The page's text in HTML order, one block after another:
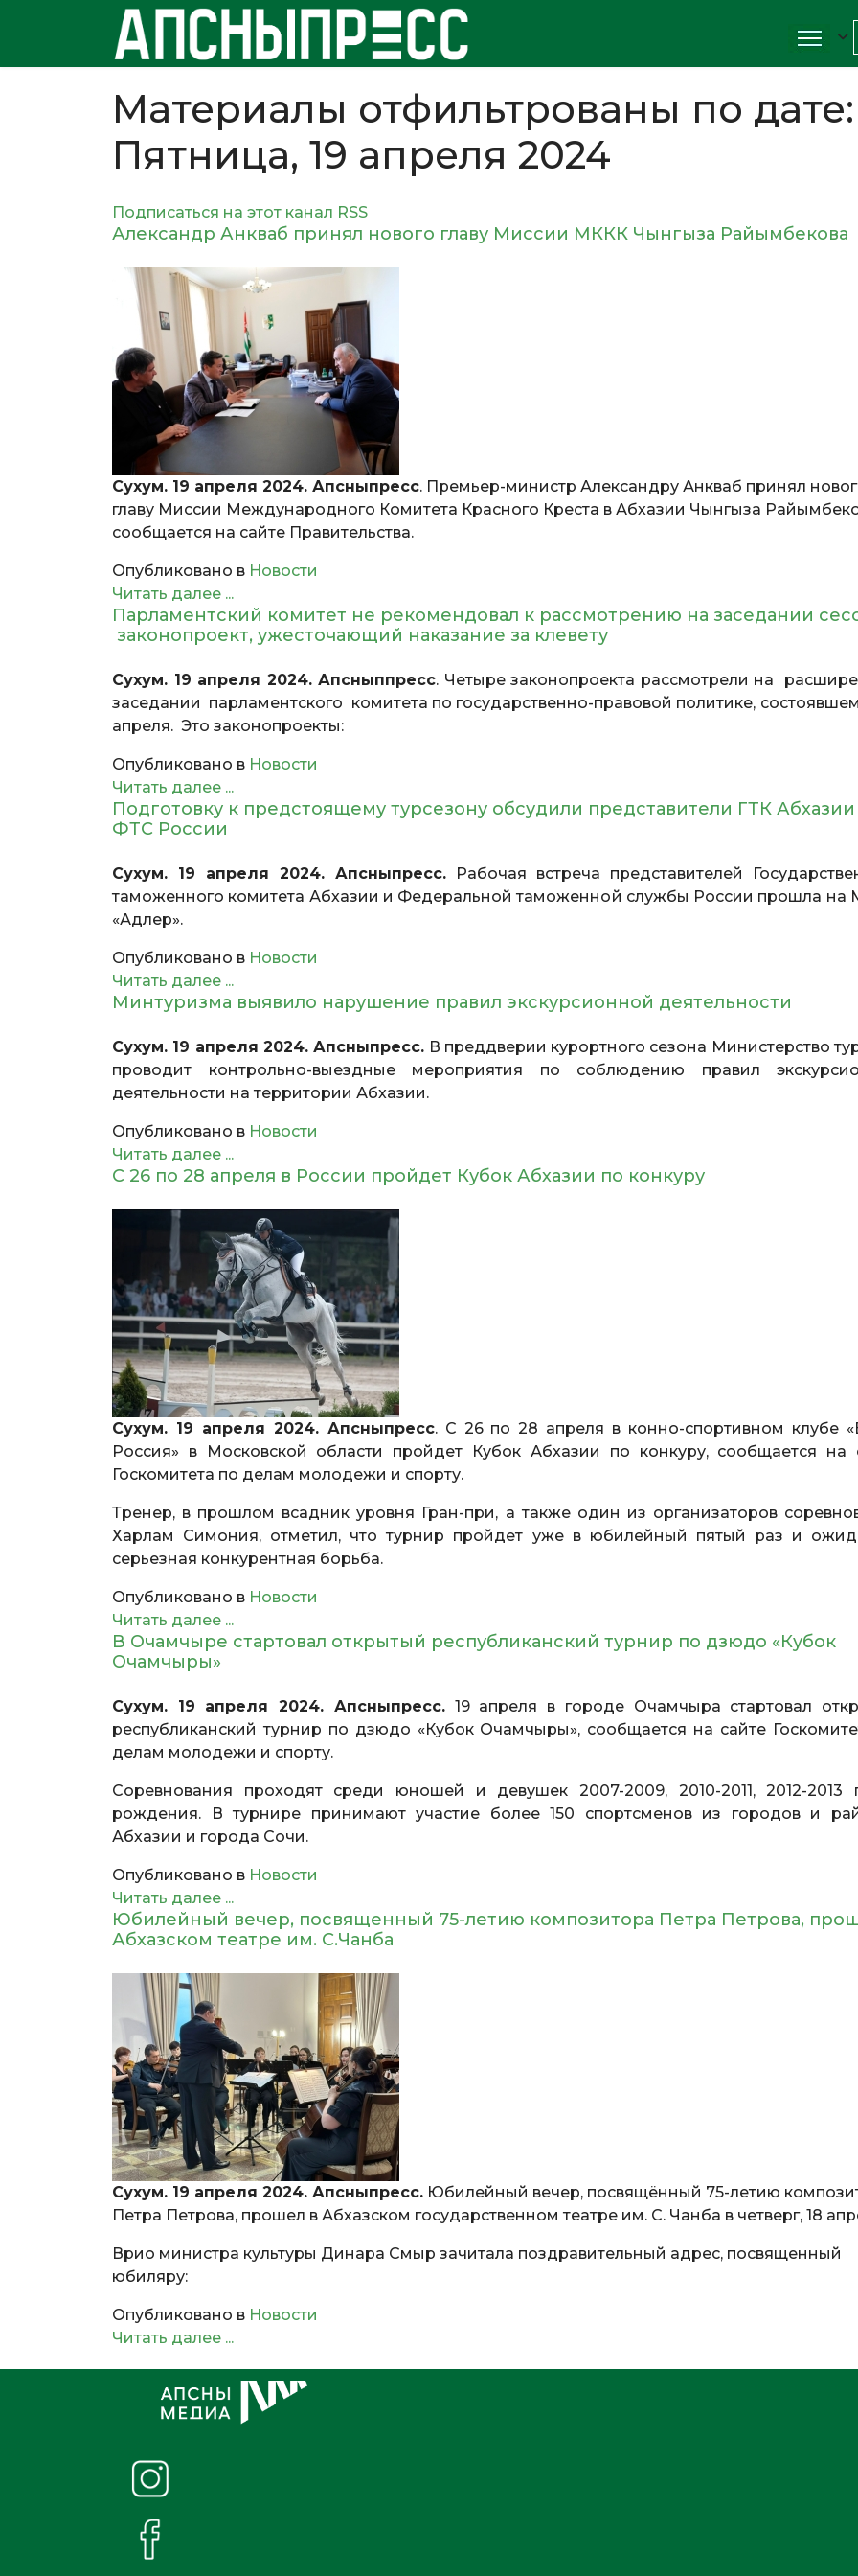
Материалы отфильтрованы по дате:
Пятница, 19 апреля 2024
Подписаться на этот канал RSS
Александр Анкваб принял нового главу Миссии МККК Чынгыза Райымбекова
Сухум. 19 апреля 2024. Апсныпресс. Премьер-министр Александру Анкваб принял
главу Миссии Международного Комитета Красного Креста в Абхазии Чынгыза
сообщается на сайте Правительства.
Опубликовано в Новости
Читать далее ...
Парламентский комитет не рекомендовал к рассмотрению на заседании
законопроект, ужесточающий наказание за клевету
Сухум. 19 апреля 2024. Апсныппресс. Четыре законопроекта рассмотрели на
заседании парламентского комитета по государственно-правовой политике,
апреля. Это законопроекты:
Опубликовано в Новости
Читать далее ...
Подготовку к предстоящему турсезону обсудили представители ГТК Абхазии
ФТС России
Сухум. 19 апреля 2024. Апсныпресс. Рабочая встреча представителей
таможенного комитета Абхазии и Федеральной таможенной службы России прошла
«Адлер».
Опубликовано в Новости
Читать далее ...
Минтуризма выявило нарушение правил экскурсионной деятельности
Сухум. 19 апреля 2024. Апсныпресс. В преддверии курортного сезона Министерство
проводит контрольно-выездные мероприятия по соблюдению правил
деятельности на территории Абхазии.
Опубликовано в Новости
Читать далее ...
С 26 по 28 апреля в России пройдет Кубок Абхазии по конкуру
Сухум. 19 апреля 2024. Апсныпресс. С 26 по 28 апреля в конно-спортивном клубе
Россия» в Московской области пройдет Кубок Абхазии по конкуру, сообщается на
Госкомитета по делам молодежи и спорту.
Тренер, в прошлом всадник уровня Гран-при, а также один из организаторов
Харлам Симония, отметил, что турнир пройдет уже в юбилейный пятый раз и
серьезная конкурентная борьба.
Опубликовано в Новости
Читать далее ...
В Очамчыре стартовал открытый республиканский турнир по дзюдо «Кубок
Очамчыры»
Сухум. 19 апреля 2024. Апсныпресс.19 апреля в городе Очамчыра стартовал
республиканский турнир по дзюдо «Кубок Очамчыры», сообщается на сайте
делам молодежи и спорту.
Соревнования проходят среди юношей и девушек 2007-2009, 2010-2011, 2012-2013
рождения. В турнире принимают участие более 150 спортсменов из городов и
Абхазии и города Сочи.
Опубликовано в Новости
Читать далее ...
Юбилейный вечер, посвященный 75-летию композитора Петра Петрова,
Абхазском театре им. С.Чанба
Сухум. 19 апреля 2024. Апсныпресс. Юбилейный вечер, посвящённый 75-летию
Петра Петрова, прошел в Абхазском государственном театре им. С. Чанба в четверг, 18
Врио министра культуры Динара Смыр зачитала поздравительный адрес, посвященный
юбиляру:
Опубликовано в Новости
Читать далее ...